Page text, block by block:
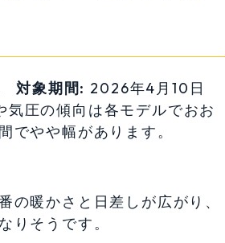
対象期間: 2026年4月10日
圧の傾向は各モデルでおお
でやや幅があります。
の暖かさと日差しが広がり、
りそうです。